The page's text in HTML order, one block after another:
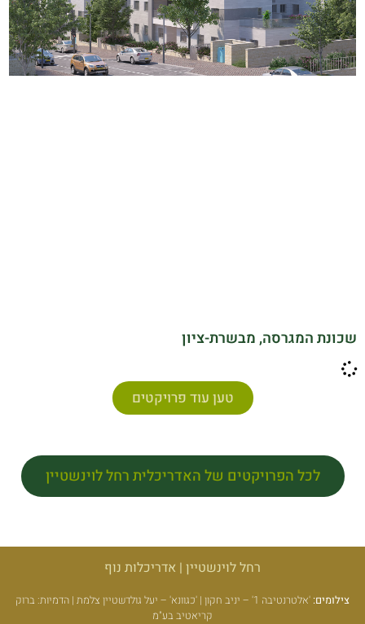
שכונת המגרסה, מבשרת-ציון
טען עוד פרויקטים
לכל הפרויקטים של האדריכלית רחל לוינשטיין
רחל לוינשטיין | אדריכלות נוף
צילומים:
'אלטרנטיבה 1' – יניב חקון | 'כגוונא' – יעל גולדשטיין צלמת | הדמיות: ברוק
קריאטיב בע"מ